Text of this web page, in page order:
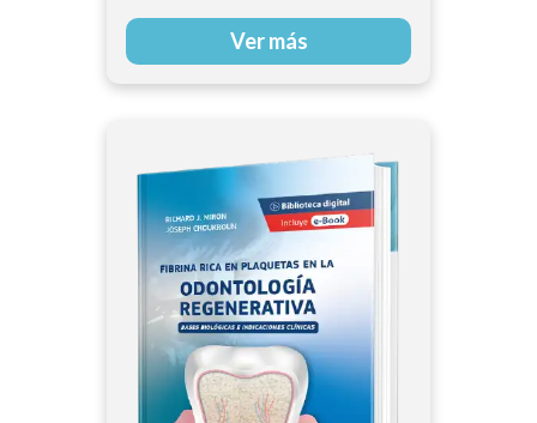
Ver más